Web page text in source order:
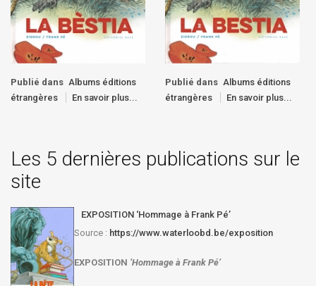
Publié dans Albums éditions
étrangères
En savoir plus...
Publié dans Albums éditions
étrangères
En savoir plus...
Les 5 dernières publications sur le
site
EXPOSITION ‘Hommage à Frank Pé’
Source : https://www.waterloobd.be/exposition
EXPOSITION ‘Hommage à Frank Pé’